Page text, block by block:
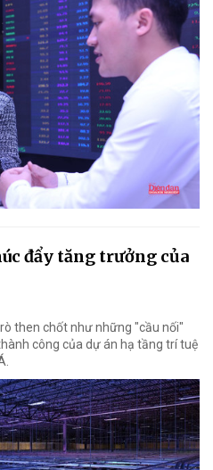
đẩy tăng trưởng của
then chốt như những "cầu nối"
công của dự án hạ tầng trí tuệ